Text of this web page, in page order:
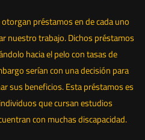
préstamos en de cada uno
nuestro trabajo. Dichos préstamos
hacia el pelo con tasas de
serían con una decisión para
sus beneficios. Esta préstamos es
que cursan estudios
con muchas discapacidad.